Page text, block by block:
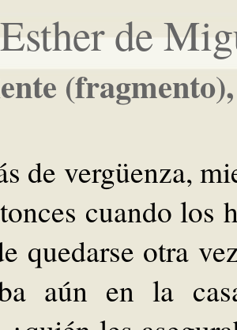
de
de vergüenza,
cuando los
quedarse otra
aún en la